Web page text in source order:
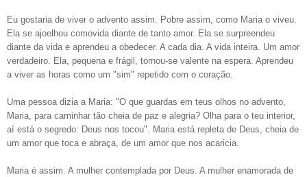
Eu gostaria de viver o advento assim. Pobre assim, como Maria o viveu.
Ela se ajoelhou comovida diante de tanto amor. Ela se surpreendeu
diante da vida e aprendeu a obedecer. A cada dia. A vida inteira. Um amor
verdadeiro. Ela, pequena e frágil, tornou-se valente na espera. Aprendeu
a viver as horas como um "sim" repetido com o coração.
Uma pessoa dizia a Maria: "O que guardas em teus olhos no advento,
Maria, para caminhar tão cheia de paz e alegria? Olha para o teu interior,
aí está o segredo: Deus nos tocou". Maria está repleta de Deus, cheia de
um amor que toca e abraça, de um amor que nos acaricia.
Maria é assim. A mulher contemplada por Deus. A mulher enamorada de